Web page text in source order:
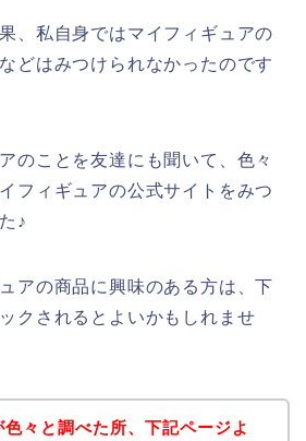
、私自身ではマイフィギュアの
どはみつけられなかったのです
のことを友達にも聞いて、色々
フィギュアの公式サイトをみつ
♪
アの商品に興味のある方は、下
クされるとよいかもしれませ
色々と調べた所、下記ページよ